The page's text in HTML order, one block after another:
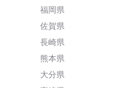
福岡県
佐賀県
長崎県
熊本県
大分県